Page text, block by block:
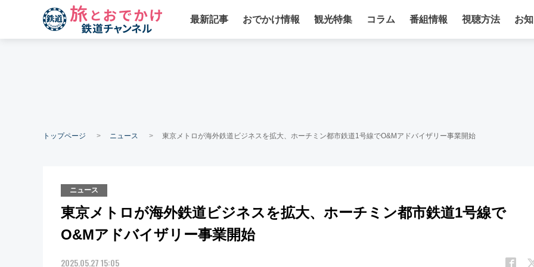
最新記事 おでかけ情報 観光特集 コラム 番組情報 視聴方法 お
トップページ ニュース 東京メトロが海外鉄道ビジネスを拡大、ホーチミン都市鉄道1号線でO&Mアドバイザリー事業開始
ニュース
東京メトロが海外鉄道ビジネスを拡大、ホーチミン都市鉄道1号線で
O&Mアドバイザリー事業開始
2025.05.27 15:05